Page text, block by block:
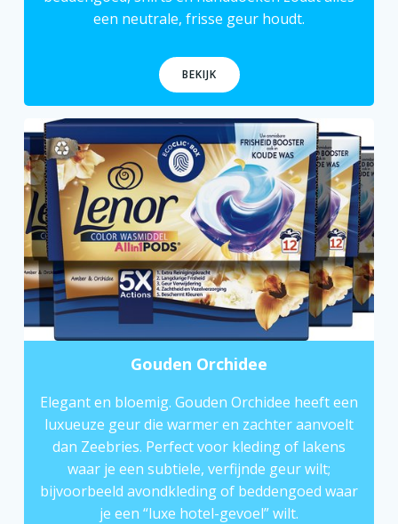
een neutrale, frisse geur houdt.
BEKIJK
Gouden Orchidee
Elegant en bloemig. Gouden Orchidee heeft een
luxueuze geur die warmer en zachter aanvoelt
dan Zeebries. Perfect voor kleding of lakens
waar je een subtiele, verfijnde geur wilt;
bijvoorbeeld avondkleding of beddengoed waar
je een “luxe hotel-gevoel” wilt.